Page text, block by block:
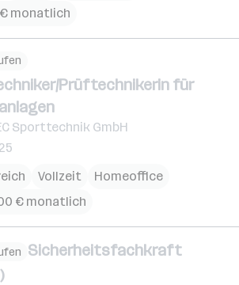
monatlich
Prüftechnikerin für
Sporttechnik GmbH
Vollzeit
Homeoffice
€ monatlich
Sicherheitsfachkraft